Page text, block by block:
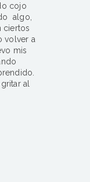
cojo
algo,
ciertos
volver a
mis
al